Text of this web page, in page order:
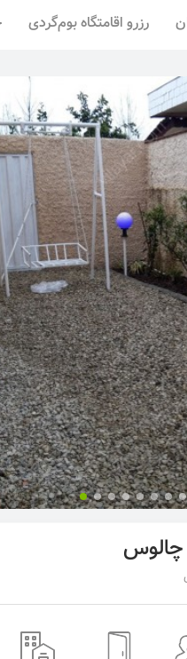
رزرو اقامتگاه بوم‌گردی
چالوس